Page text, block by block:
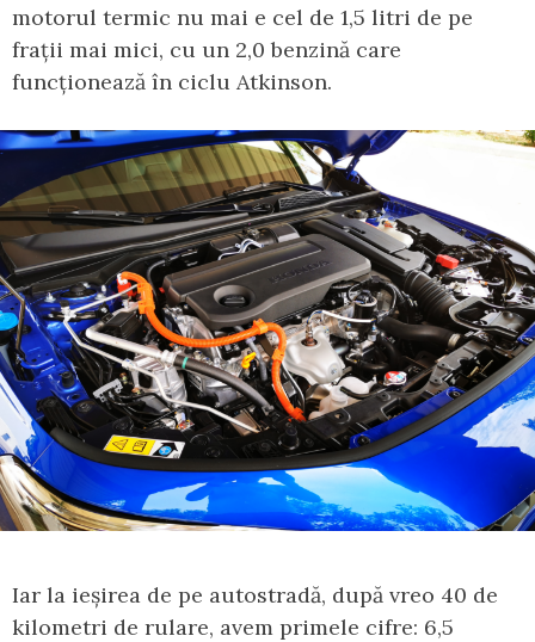
motorul termic nu mai e cel de 1,5 litri de pe
frații mai mici, cu un 2,0 benzină care
funcționează în ciclu Atkinson.
Iar la ieșirea de pe autostradă, după vreo 40 de
kilometri de rulare, avem primele cifre: 6,5